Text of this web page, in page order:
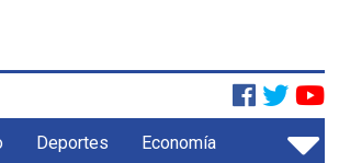
Deportes Economía